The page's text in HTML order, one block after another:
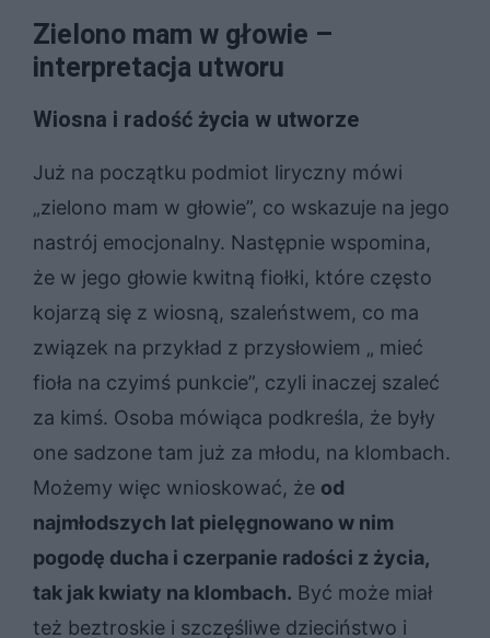
Zielono mam w głowie –
interpretacja utworu
Wiosna i radość życia w utworze
Już na początku podmiot liryczny mówi
„zielono mam w głowie”, co wskazuje na jego
nastrój emocjonalny. Następnie wspomina,
że w jego głowie kwitną fiołki, które często
kojarzą się z wiosną, szaleństwem, co ma
związek na przykład z przysłowiem „ mieć
fioła na czyimś punkcie”, czyli inaczej szaleć
za kimś. Osoba mówiąca podkreśla, że były
one sadzone tam już za młodu, na klombach.
Możemy więc wnioskować, że od
najmłodszych lat pielęgnowano w nim
pogodę ducha i czerpanie radości z życia,
tak jak kwiaty na klombach. Być może miał
też beztroskie i szczęśliwe dzieciństwo i